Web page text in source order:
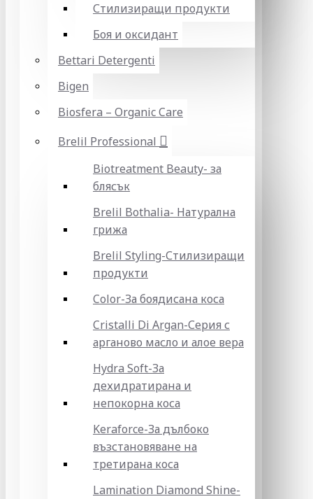
Стилизиращи продукти
Боя и оксидант
Bettari Detergenti
Bigen
Biosfera – Organic Care
Brelil Professional
Biotreatment Beauty- за
блясък
Brelil Bothalia- Натурална
грижа
Brelil Styling-Стилизиращи
продукти
Color-За боядисана коса
Cristalli Di Argan-Серия с
арганово масло и алое вера
Hydra Soft-За
дехидратирана и
непокорна коса
Keraforce-За дълбоко
възстановяване на
третирана коса
Lamination Diamond Shine-